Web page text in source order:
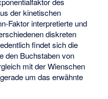
der kinetischen
Faktor interpretierte und
diskreten
findet sich die
den Buchstabenvon
mit der Wienschen
gerade um das erwähnte